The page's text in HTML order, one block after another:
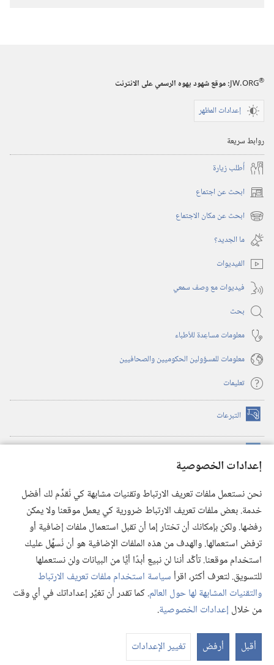
إعدادات الخصوصية
نحن نستعمل ملفات تعريف الارتباط وتقنيات مشابهة كي نُقدِّم لك أفضل
خدمة. بعض ملفات تعريف الارتباط ضرورية كي يعمل موقعنا ولا يمكن
رفضها. ولكن بإمكانك أن تختار إما أن تقبل استعمال ملفات إضافية أو
ترفض استعمالها. والهدف من هذه الملفات الإضافية هو أن نُسهِّل عليك
استخدام موقعنا. تأكَّد أننا لن نبيع أبدًا أيًّا من البيانات ولن نستعملها
للتسويق. لتعرف أكثر، اقرأسياسة استخدام ملفات تعريف الارتباط
والتقنيات المشابهة لها حول العالم. كما تقدر أن تغيِّر إعداداتك في أي وقت
من خلال إعدادات الخصوصية.
أقبل أرفض تغيير الإعدادات
‎٢٠٠٢
JW.ORG®
:‏ موقع شهود يهوه الرسمي على الانترنت
إعدادات المظهر
روابط سريعة
أُطلب زيارة
ابحث عن اجتماع (يفتح
نافذة ابحث عن مكان الاجتماع (يفتح
نافذة
جديدة)
ما الجديد؟‏
الفيديوات
فيديوات مع وصف سمعي
بحث
معلومات مساعِدة للأطباء
معلومات للمسؤولين الحكوميين والصحافيين
تعليمات
التبرعات (يفتح
نافذة
(يفتح
نافذة
(يفتح
نافذة
جديدة) تطبيق ®
JW Library
مكتبة برج المراقبة
© 2026 .Watch Tower Bible and Tract Society of Pennsylvania
شروط الاستخدام |